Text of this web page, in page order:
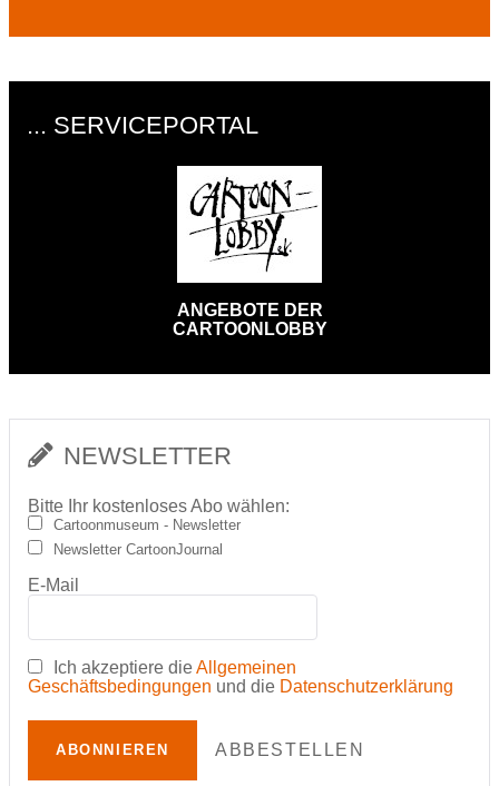
... SERVICEPORTAL
ANGEBOTE DER
CARTOONLOBBY
NEWSLETTER
Bitte Ihr kostenloses Abo wählen:
Cartoonmuseum - Newsletter
Newsletter CartoonJournal
E-Mail
Ich akzeptiere dieAllgemeinen
Geschäftsbedingungen und die Datenschutzerklärung
ABONNIEREN ABBESTELLEN